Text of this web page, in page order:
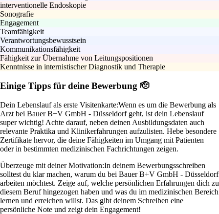
interventionelle Endoskopie
Sonografie
Engagement
Teamfähigkeit
Verantwortungsbewusstsein
Kommunikationsfähigkeit
Fähigkeit zur Übernahme von Leitungspositionen
Kenntnisse in internistischer Diagnostik und Therapie
Einige Tipps für deine Bewerbung 🫡
Dein Lebenslauf als erste Visitenkarte:Wenn es um die Bewerbung als
Arzt bei Bauer B+V GmbH - Düsseldorf geht, ist dein Lebenslauf
super wichtig! Achte darauf, neben deinen Ausbildungsdaten auch
relevante Praktika und Klinikerfahrungen aufzulisten. Hebe besondere
Zertifikate hervor, die deine Fähigkeiten im Umgang mit Patienten
oder in bestimmten medizinischen Fachrichtungen zeigen.
Überzeuge mit deiner Motivation:In deinem Bewerbungsschreiben
solltest du klar machen, warum du bei Bauer B+V GmbH - Düsseldorf
arbeiten möchtest. Zeige auf, welche persönlichen Erfahrungen dich zu
diesem Beruf hingezogen haben und was du im medizinischen Bereich
lernen und erreichen willst. Das gibt deinem Schreiben eine
persönliche Note und zeigt dein Engagement!